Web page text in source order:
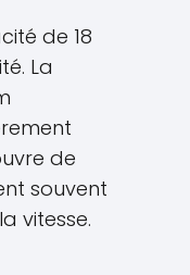
de 18
La
de
souvent
vitesse.